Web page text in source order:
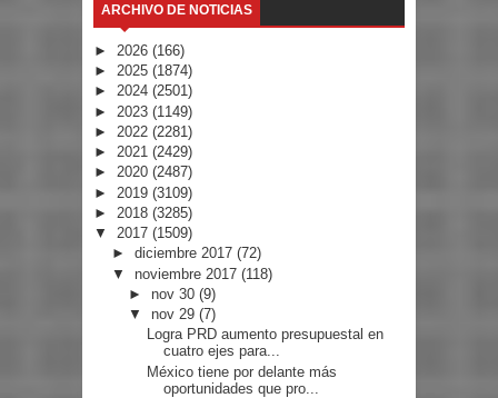
ARCHIVO DE NOTICIAS
► 2026 (166)
► 2025 (1874)
► 2024 (2501)
► 2023 (1149)
► 2022 (2281)
► 2021 (2429)
► 2020 (2487)
► 2019 (3109)
► 2018 (3285)
▼ 2017 (1509)
► diciembre 2017 (72)
▼ noviembre 2017 (118)
► nov 30(9)
▼ nov 29(7)
Logra PRD aumento presupuestal en
cuatro ejes para...
México tiene por delante más
oportunidades que pro...